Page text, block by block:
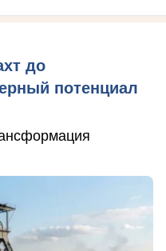
до
потенциал